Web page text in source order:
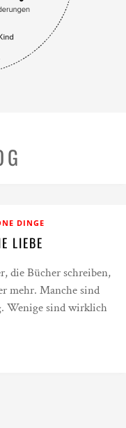
DINGE
LIEBE
die Bücher schreiben,
mehr. Manche sind
Wenige sind wirklich